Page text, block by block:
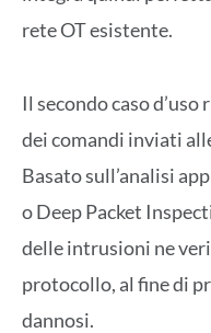
rete OT esistente.
Il secondo caso
dei comandi inviati
Basato sull’analisi
o Deep Packet
delle intrusioni ne
protocollo, al fine di
dannosi.